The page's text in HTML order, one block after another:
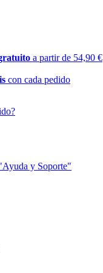
a partir de 54,90 €
con cada pedido
y Soporte"